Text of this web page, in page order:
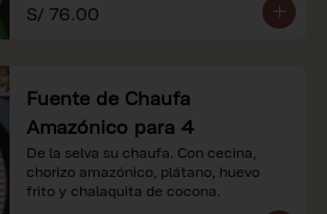
*Imágenes referenciales.
*Nuestros precios están expresados en
S/ 76.00
Fuente de Chaufa
Amazónico para 4
De la selva su chaufa. Con cecina,
chorizo amazónico, plátano, huevo
frito y chalaquita de cocona.